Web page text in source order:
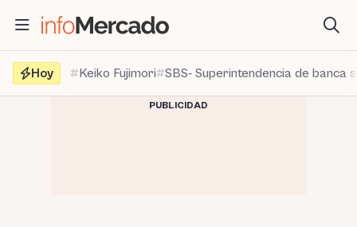
contenido
Hoy
Keiko Fujimori SBS- Superintendencia de banca
PUBLICIDAD